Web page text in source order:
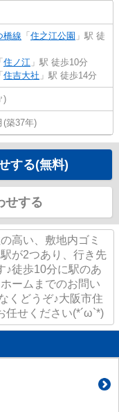
橋線 「 住之江公園 」駅 徒
「 住ノ江 」駅 徒歩10分
「 住吉大社 」駅 徒歩14分
)
(築37年)
する(無料)
せする
高い、敷地内ゴミ
が2つあり、行き先
♪徒歩10分に駅のあ
ームまでのお問い
くどうぞ♪大阪市住
任せください(*´ω`*)